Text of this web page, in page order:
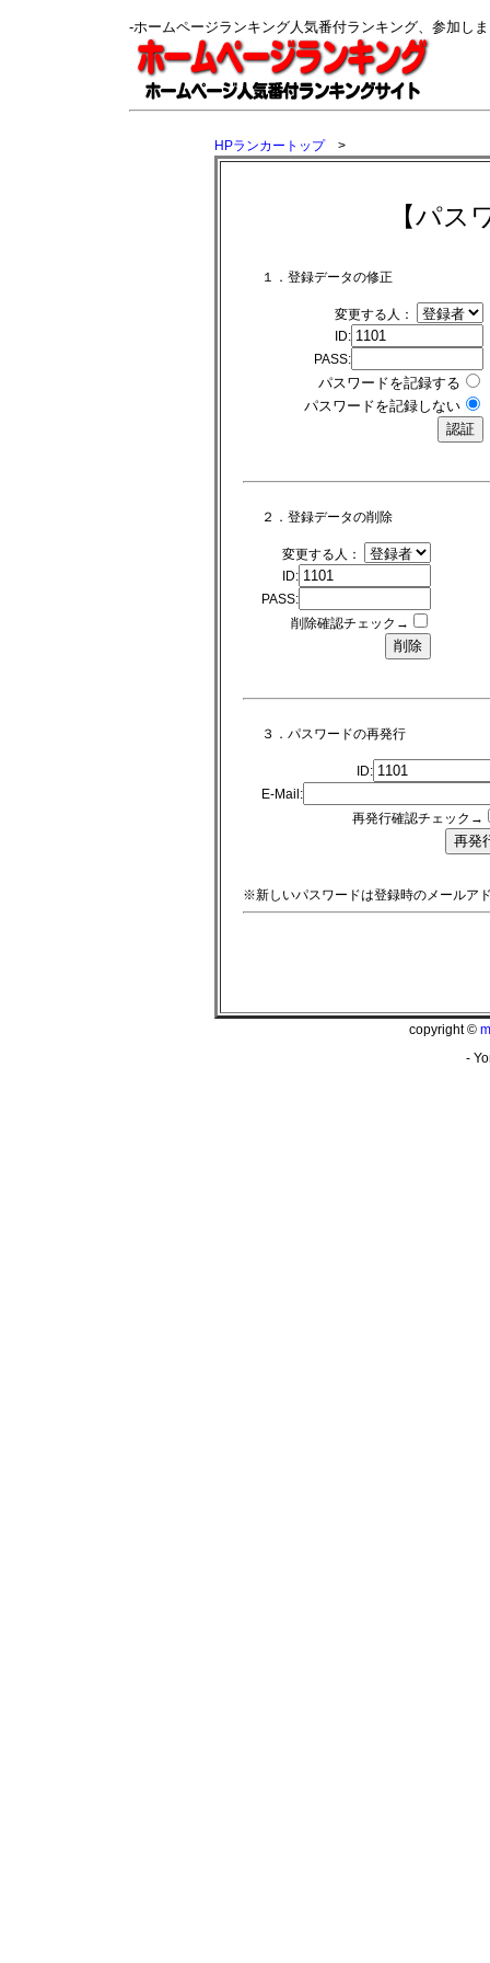
-ホームページランキング人気番付ランキング、参加し
HPランカートップ>
【パス
１．登録データの修正
変更する人：
ID:
PASS:
パスワードを記録する
パスワードを記録しない
２．登録データの削除
変更する人：
ID:
PASS:
削除確認チェック→
３．パスワードの再発行
ID:
E-Mail:
再発行確認チェック→
※新しいパスワードは登録時のメールア
copyright ©
-